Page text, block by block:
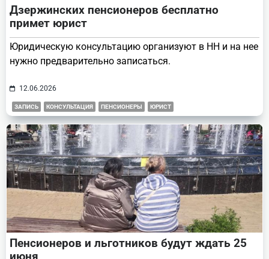
Дзержинских пенсионеров бесплатно
примет юрист
Юридическую консультацию организуют в НН и на нее
нужно предварительно записаться.
12.06.2026
ЗАПИСЬ КОНСУЛЬТАЦИЯ ПЕНСИОНЕРЫ ЮРИСТ
Пенсионеров и льготников будут ждать 25
июня